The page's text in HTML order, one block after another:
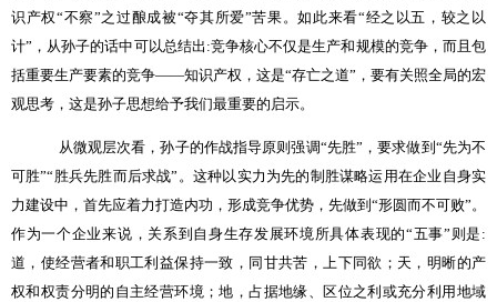
识产权“不察”之过酿成被“夺其所爱”苦果。如此来看“经之以五，较之以
计”，从孙子的话中可以总结出 :竞争核心不仅是生产和规模的竞争，而且包
括重要生产要素的竞争——知识产权，这是“存亡之道”，要有关照全局的宏
观思考，这是孙子思想给予我们最重要的启示。
从微观层次看，孙子的作战指导原则强调“先胜”，要求做到“先为不
可胜”“胜兵先胜而后求战”。这种以实力为先的制胜谋略运用在企业自身实
力建设中，首先应着力打造内功，形成竞争优势，先做到“形圆而不可败”。
作为一个企业来说，关系到自身生存发展环境所具体表现的“五事”则是 :
道，使经营者和职工利益保持一致，同甘共苦，上下同欲；天，明晰的产
权和权责分明的自主经营环境；地，占据地缘、区位之利或充分利用地域